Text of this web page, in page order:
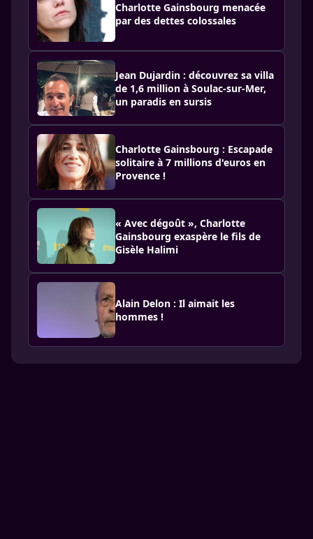
Charlotte Gainsbourg menacée
par des dettes colossales
Jean Dujardin : découvrez sa villa
de 1,6 million à Soulac-sur-Mer,
un paradis en sursis
Charlotte Gainsbourg : Escapade
solitaire à 7 millions d'euros en
Provence !
« Avec dégoût », Charlotte
Gainsbourg exaspère le fils de
Gisèle Halimi
Alain Delon : Il aimait les
hommes !